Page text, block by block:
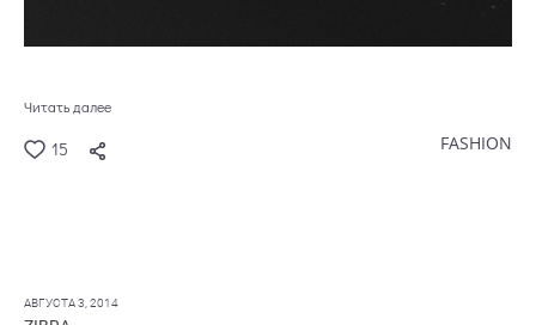
Читать далее
15 FASHION
АВГУСТА 3, 2014